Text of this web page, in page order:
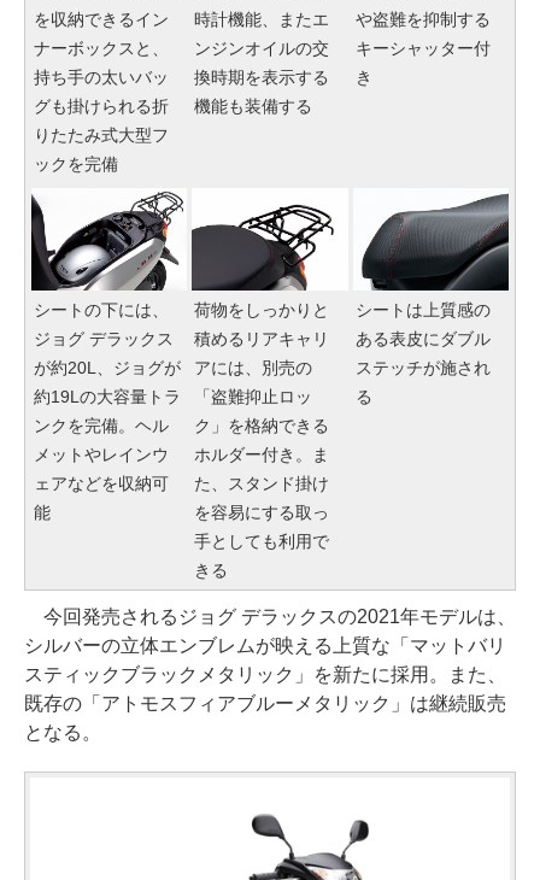
を収納できるイン
ナーボックスと、
持ち手の太いバッ
グも掛けられる折
りたたみ式大型フ
ックを完備
時計機能、またエ
ンジンオイルの交
換時期を表示する
機能も装備する
や盗難を抑制する
キーシャッター付
き
シートの下には、
ジョグ デラックス
が約20L、ジョグが
約19Lの大容量トラ
ンクを完備。ヘル
メットやレインウ
ェアなどを収納可
能
荷物をしっかりと
積めるリアキャリ
アには、別売の
「盗難抑止ロッ
ク」を格納できる
ホルダー付き。ま
た、スタンド掛け
を容易にする取っ
手としても利用で
きる
シートは上質感の
ある表皮にダブル
ステッチが施され
る
今回発売されるジョグ デラックスの2021年モデルは、
シルバーの立体エンブレムが映える上質な「マットバリ
スティックブラックメタリック」を新たに採用。また、
既存の「アトモスフィアブルーメタリック」は継続販売
となる。